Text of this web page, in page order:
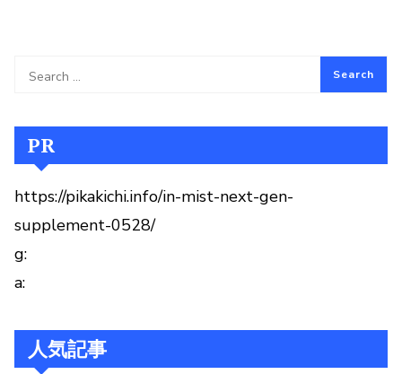
PR
https://pikakichi.info/in-mist-next-gen-
supplement-0528/
g:
a:
人気記事